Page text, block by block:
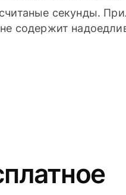
секунды.
содержит